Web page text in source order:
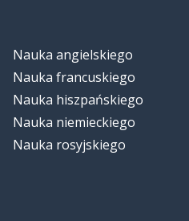
Nauka angielskiego
Nauka francuskiego
Nauka hiszpańskiego
Nauka niemieckiego
Nauka rosyjskiego